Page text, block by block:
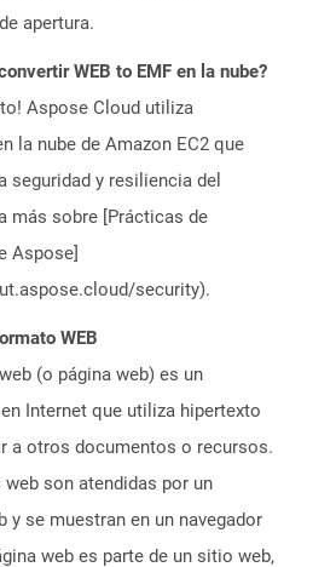
apertura.
WEB to EMF en la nube?
Aspose Cloud utiliza
la nube de Amazon EC2 que
seguridad y resiliencia del
más sobre [Prácticas de
Aspose]
security).
WEB
(o página web) es un
Internet que utiliza hipertexto
a otros documentos o recursos.
web son atendidas por un
y se muestran en un navegador
web es parte de un sitio web,